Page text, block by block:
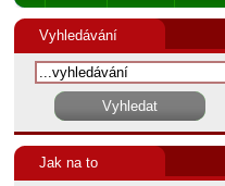
Vyhledávání
Jak na to